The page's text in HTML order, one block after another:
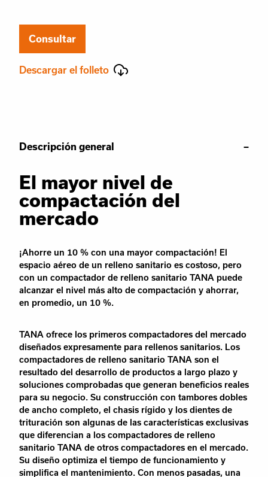
Consultar
Descargar el folleto
Descripción general
El mayor nivel de
compactación del
mercado
¡Ahorre un 10 % con una mayor compactación! El
espacio aéreo de un relleno sanitario es costoso, pero
con un compactador de relleno sanitario TANA puede
alcanzar el nivel más alto de compactación y ahorrar,
en promedio, un 10 %.
TANA ofrece los primeros compactadores del mercado
diseñados expresamente para rellenos sanitarios. Los
compactadores de relleno sanitario TANA son el
resultado del desarrollo de productos a largo plazo y
soluciones comprobadas que generan beneficios reales
para su negocio. Su construcción con tambores dobles
de ancho completo, el chasis rígido y los dientes de
trituración son algunas de las características exclusivas
que diferencian a los compactadores de relleno
sanitario TANA de otros compactadores en el mercado.
Su diseño optimiza el tiempo de funcionamiento y
simplifica el mantenimiento. Con menos pasadas, una